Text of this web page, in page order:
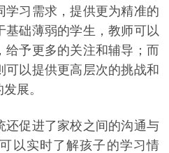
学习需求，提供更为精准的
基础薄弱的学生，教师可以
给予更多的关注和辅导；而
以提供更高层次的挑战和
展。
促进了家校之间的沟通与
以实时了解孩子的学习情